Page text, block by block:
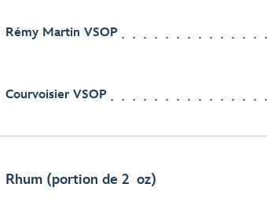
Rémy Martin VSOP
Courvoisier VSOP
Rhum (portion de 2 oz)